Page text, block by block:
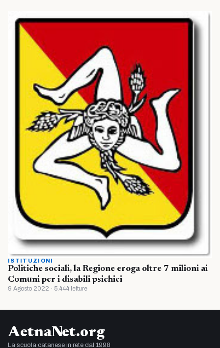
ISTITUZIONI
Politiche sociali, la Regione eroga oltre 7 milioni ai
Comuni per i disabili psichici
9 Agosto 2022 · 5.444 letture
AetnaNet.org
La scuola catanese in rete dal 1998